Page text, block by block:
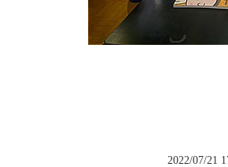
2022/07/21